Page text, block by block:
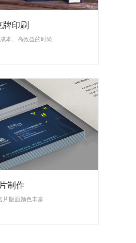
牌印刷
本、高效益的时尚
制作
片版面颜色丰富